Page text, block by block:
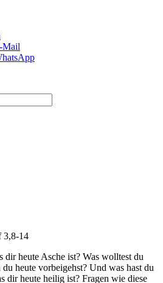
Mail
14
dir heute Asche ist? Was wolltest du
heute vorbeigehst? Und was hast du
dir heute heilig ist? Fragen wie diese